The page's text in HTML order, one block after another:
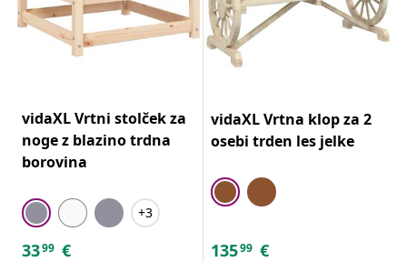
vidaXL Vrtni stolček za
noge z blazino trdna
borovina
+3
3399 €
vidaXL Vrtna klop za 2
osebi trden les jelke
13599 €